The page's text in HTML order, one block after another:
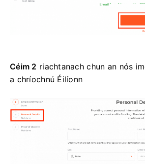
Céim 2 riachtanach chun an nós
a chríochnú Éilíonn